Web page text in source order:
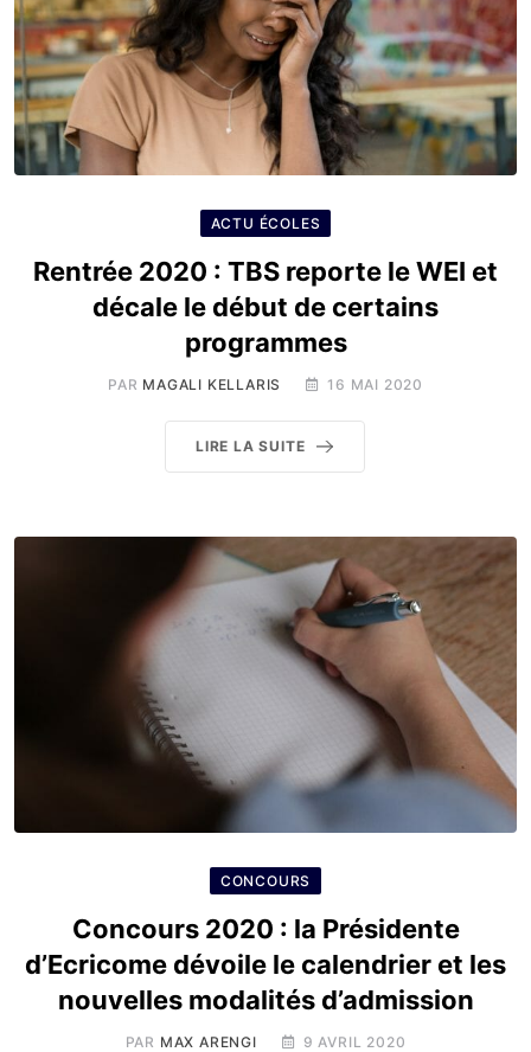
ACTU ÉCOLES
Rentrée 2020 : TBS reporte le WEI et
décale le début de certains
programmes
PAR MAGALI KELLARIS 16 MAI 2020
LIRE LA SUITE
CONCOURS
Concours 2020 : la Présidente
d’Ecricome dévoile le calendrier et les
nouvelles modalités d’admission
PAR MAX ARENGI 9 AVRIL 2020